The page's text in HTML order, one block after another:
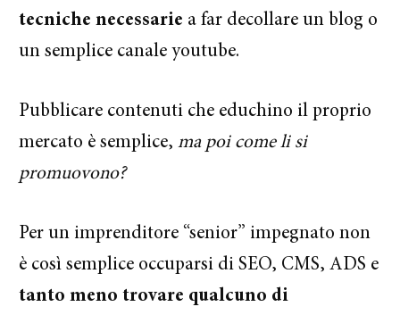
tecniche necessarie a far decollare un blog o
un semplice canale youtube.
Pubblicare contenuti che educhino il proprio
mercato è semplice,ma poi come li si
promuovono?
Per un imprenditore “senior” impegnato non
è così semplice occuparsi di SEO, CMS, ADS e
tanto meno trovare qualcuno di